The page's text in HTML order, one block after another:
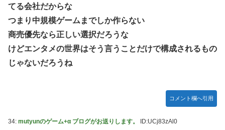
てる会社だからな
つまり中規模ゲームまでしか作らない
商売優先なら正しい選択だろうな
けどエンタメの世界はそう言うことだけで構成されるもの
じゃないだろうね
コメント欄へ引用
34: mutyunのゲーム+α ブログがお送りします。 ID:UCj83zAl0